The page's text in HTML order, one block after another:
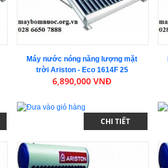
Máy nước nóng năng lượng mặt
trời Ariston - Eco 1614F 25
6,890,000 VNĐ
CHI TIẾT